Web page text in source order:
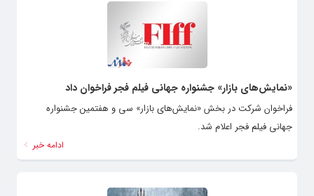
«نمایش‌های بازار» جشنواره جهانی فیلم فجر فراخوان داد
فراخوان شرکت در بخش «نمایش‌های بازار» سی و هفتمین جشنواره
جهانی فیلم فجر اعلام شد.
ادامه خبر